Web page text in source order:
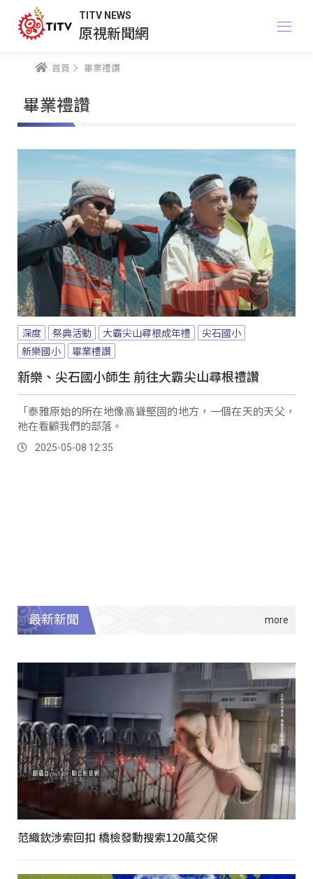
TITV NEWS
原視新聞網
首頁 畢業禮讚
畢業禮讚
深度 祭典活動 大霸尖山尋根成年禮
尖石國小
新樂國小
畢業禮讚
新樂、尖石國小師生 前往大霸尖山尋根禮讚
「泰雅原始的所在地像高聳堅固的地方，一個在天的天父，
祂在看顧我們的部落。
2025-05-08 12:35
最新新聞
范織欽涉索回扣 橋檢發動搜索120萬交保